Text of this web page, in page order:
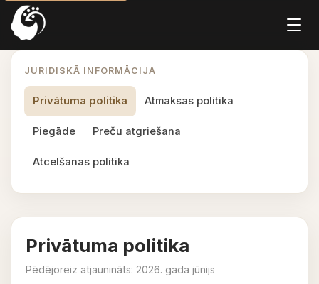
JURIDISKĀ INFORMĀCIJA
Privātuma politika Atmaksas politika
Piegāde Preču atgriešana
Atcelšanas politika
Privātuma politika
Pēdējoreiz atjaunināts: 2026. gada jūnijs